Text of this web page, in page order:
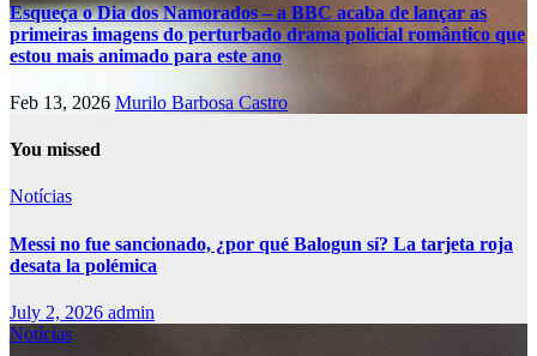
Esqueça o Dia dos Namorados – a BBC acaba de lançar as
primeiras imagens do perturbado drama policial romântico que
estou mais animado para este ano
Feb 13, 2026 Murilo Barbosa Castro
You missed
Notícias
Messi no fue sancionado, ¿por qué Balogun sí? La tarjeta roja
desata la polémica
July 2, 2026 admin
Notícias